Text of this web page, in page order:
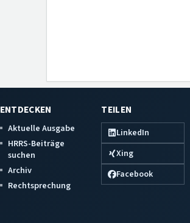
ENTDECKEN
Aktuelle Ausgabe
HRRS-Beiträge
suchen
Archiv
Rechtsprechung
TEILEN
LinkedIn
Xing
Facebook